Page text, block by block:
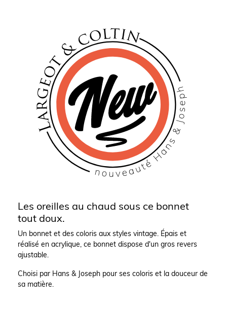
Les oreilles au chaud sous ce bonnet
tout doux.
Un bonnet et des coloris aux styles vintage. Épais et
réalisé en acrylique, ce bonnet dispose d'un gros revers
ajustable.
Choisi par Hans & Joseph pour ses coloris et la douceur de
sa matière.